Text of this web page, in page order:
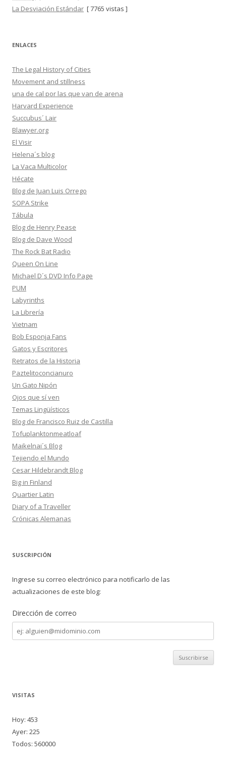
La Desviación Estándar [ 7765 vistas ]
ENLACES
The Legal History of Cities
Movement and stillness
una de cal por las que van de arena
Harvard Experience
Succubus´ Lair
Blawyer.org
El Visir
Helena´s blog
La Vaca Multicolor
Hécate
Blog de Juan Luis Orrego
SOPA Strike
Tábula
Blog de Henry Pease
Blog de Dave Wood
The Rock Bat Radio
Queen On Line
Michael D´s DVD Info Page
PUM
Labyrinths
La Librería
Vietnam
Bob Esponja Fans
Gatos y Escritores
Retratos de la Historia
Paztelitoconcianuro
Un Gato Nipón
Ojos que sí ven
Temas Lingüísticos
Blog de Francisco Ruiz de Castilla
Tofuplanktonmeatloaf
Maikelnai´s Blog
Tejiendo el Mundo
Cesar Hildebrandt Blog
Big in Finland
Quartier Latin
Diary of a Traveller
Crónicas Alemanas
SUSCRIPCIÓN
Ingrese su correo electrónico para notificarlo de las
actualizaciones de este blog:
Dirección de correo
Dirección
de
correo
VISITAS
Hoy: 453
Ayer: 225
Todos: 560000